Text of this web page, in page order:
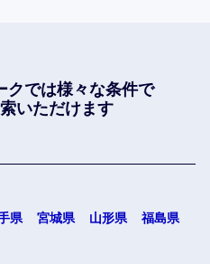
クでは様々な条件で
いただけます
県 宮城県 山形県 福島県